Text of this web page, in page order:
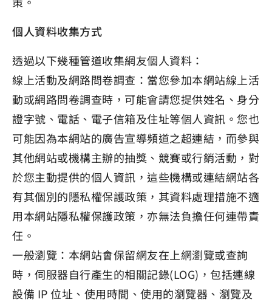
個人資料收集方式
透過以下幾種管道收集網友個人資料：
線上活動及網路問卷調查：當您參加本網站線上活
動或網路問卷調查時，可能會請您提供姓名、身分
證字號、電話、電子信箱及住址等個人資訊。您也
可能因為本網站的廣告宣導頻道之超連結，而參與
其他網站或機構主辦的抽獎、競賽或行銷活動，對
於您主動提供的個人資訊，這些機構或連結網站各
有其個別的隱私權保護政策，其資料處理措施不適
用本網站隱私權保護政策，亦無法負擔任何連帶責
任。
一般瀏覽：本網站會保留網友在上網瀏覽或查詢
時，伺服器自行產生的相關記錄(LOG)，包括連線
設備 IP 位址、使用時間、使用的瀏覽器、瀏覽及